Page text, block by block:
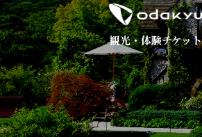
観光・体験チケット